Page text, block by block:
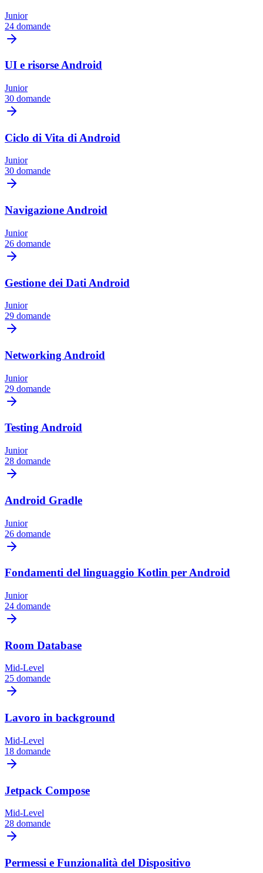
Junior
24 domande
UI e risorse Android
Junior
30 domande
Ciclo di Vita di Android
Junior
30 domande
Navigazione Android
Junior
26 domande
Gestione dei Dati Android
Junior
29 domande
Networking Android
Junior
29 domande
Testing Android
Junior
28 domande
Android Gradle
Junior
26 domande
Fondamenti del linguaggio Kotlin per Android
Junior
24 domande
Room Database
Mid-Level
25 domande
Lavoro in background
Mid-Level
18 domande
Jetpack Compose
Mid-Level
28 domande
Permessi e Funzionalità del Dispositivo